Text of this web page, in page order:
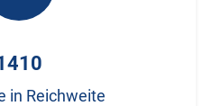
in Reichweite